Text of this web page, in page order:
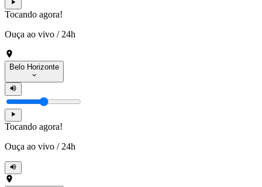
Tocando agora!
Ouça ao vivo / 24h
Belo Horizonte
Tocando agora!
Ouça ao vivo / 24h